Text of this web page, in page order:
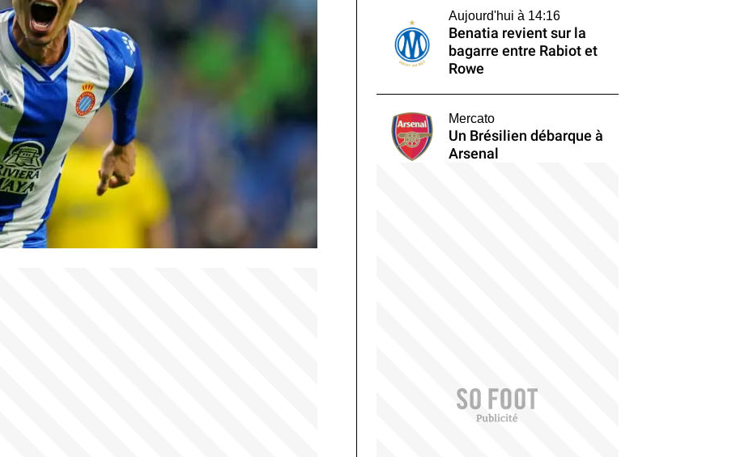
Aujourd'hui à 14:16
Benatia revient sur la
bagarre entre Rabiot et
Rowe
Mercato
Un Brésilien débarque à
Arsenal